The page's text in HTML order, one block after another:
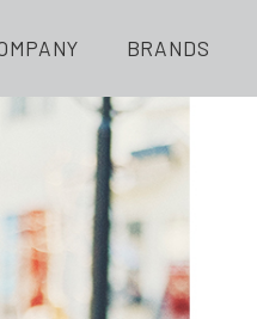
BRANDS